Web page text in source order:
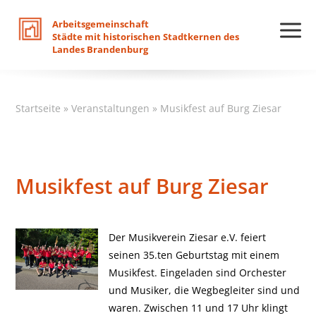
Arbeitsgemeinschaft
Städte mit historischen Stadtkernen des
Landes Brandenburg
Startseite »Veranstaltungen » Musikfest auf Burg Ziesar
Musikfest auf Burg Ziesar
Der Musikverein Ziesar e.V. feiert
seinen 35.ten Geburtstag mit einem
Musikfest. Eingeladen sind Orchester
und Musiker, die Wegbegleiter sind und
waren. Zwischen 11 und 17 Uhr klingt